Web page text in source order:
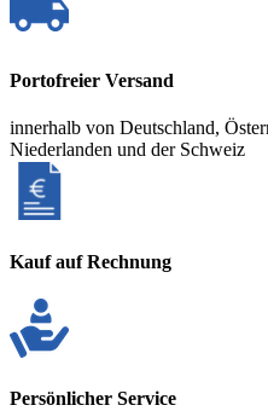
Portofreier Versand
innerhalb von Deutschland,
Niederlanden und der Schweiz
Kauf auf Rechnung
Persönlicher Service